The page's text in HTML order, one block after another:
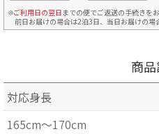
ご利用日の翌日 までの便でご返送の手続きを
前日お届けの場合は2泊3日、当日お届けの場
商
対応身長
165cm～170cm